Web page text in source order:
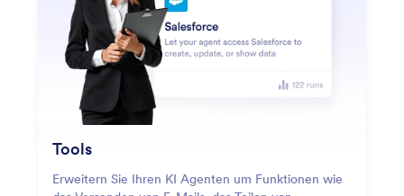
Tools
Erweitern Sie Ihren KI Agenten um Funktionen wie